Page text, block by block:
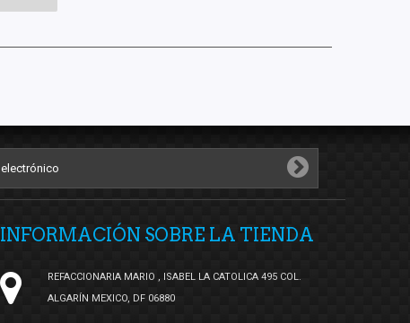
INFORMACIÓN SOBRE LA TIENDA
REFACCIONARIA MARIO , ISABEL LA CATOLICA 495 COL.
ALGARÍN MEXICO, DF 06880